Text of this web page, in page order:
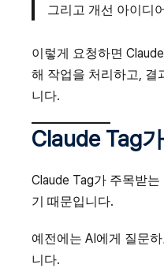
그리고 개선 아이디
이렇게 요청하면
해 작업을 처리하고, 결
니다.
Claude Tag
Claude Tag가 주목받
기 때문입니다.
예전에는 AI에게 질문
니다.